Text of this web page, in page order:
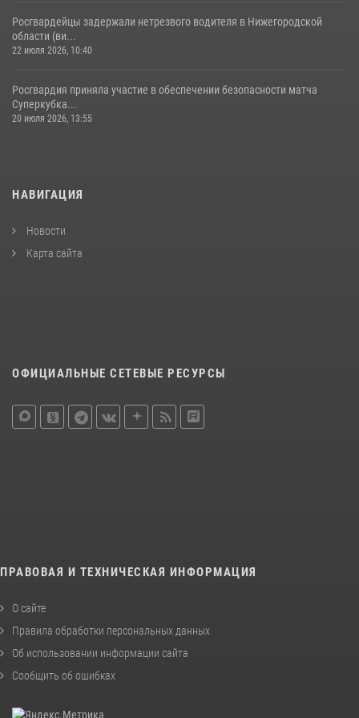
Росгвардейцы задержали нетрезвого водителя в Нижегородской
области (ви...
22 июля 2026, 10:40
Росгвардия приняла участие в обеспечении безопасности матча
Суперкубка...
20 июля 2026, 13:55
НАВИГАЦИЯ
Новости
Карта сайта
ОФИЦИАЛЬНЫЕ СЕТЕВЫЕ РЕСУРСЫ
ПРАВОВАЯ И ТЕХНИЧЕСКАЯ ИНФОРМАЦИЯ
О сайте
Правила обработки персональных данных
Об использовании информации сайта
Сообщить об ошибках